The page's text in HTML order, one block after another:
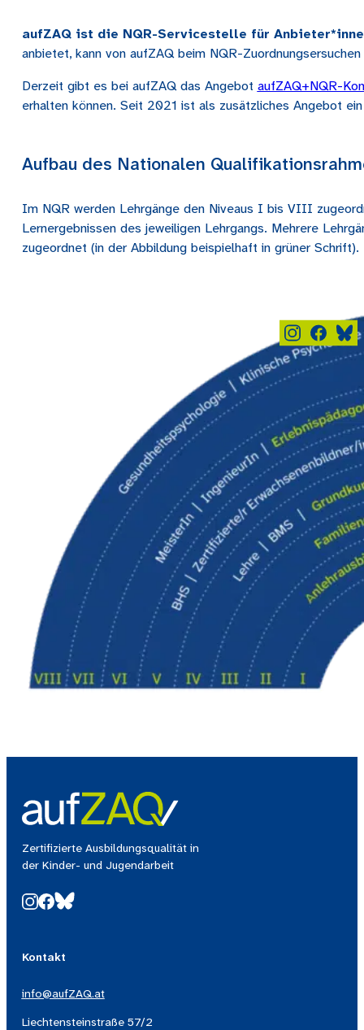
aufZAQ ist die NQR-Servicestelle für
anbietet, kann von aufZAQ beim NQR-
Derzeit gibt es bei aufZAQ das Angebot aufZAQ+NQR-
erhalten können. Seit 2021 ist als zusätzliches Angebot
Aufbau des Nationalen
Im NQR werden Lehrgänge den Niveaus I bis VIII
Lernergebnissen des jeweiligen Lehrgangs. Mehrere
zugeordnet (in der Abbildung beispielhaft in grüner Schrift).
Zertifizierte Ausbildungsqualität in
der Kinder- und Jugendarbeit
Kontakt
info@aufZAQ.at
Liechtensteinstraße 57/2